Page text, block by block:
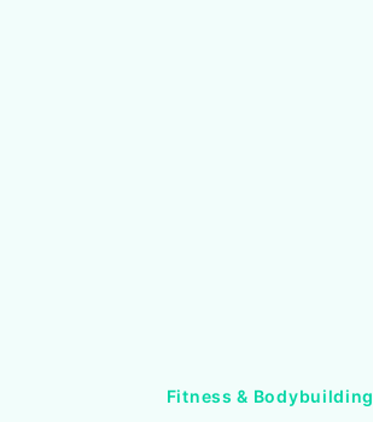
Fitness & Bodybuilding